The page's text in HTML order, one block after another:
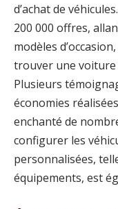
d’achat de
200 000 offres,
modèles
trouver une voiture
Plusieurs
économies
enchanté de
configurer les
personnalisées,
équipements, est